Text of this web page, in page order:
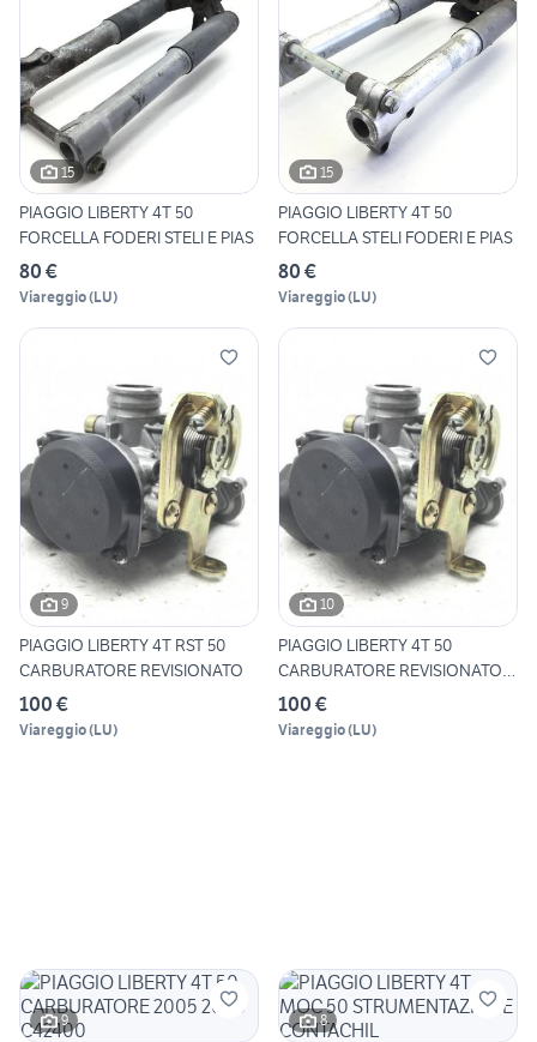
15
PIAGGIO LIBERTY 4T 50
FORCELLA FODERI STELI E PIAS
80 €
Viareggio(LU)
15
PIAGGIO LIBERTY 4T 50
FORCELLA STELI FODERI E PIAS
80 €
Viareggio(LU)
9
PIAGGIO LIBERTY 4T RST 50
CARBURATORE REVISIONATO
100 €
Viareggio(LU)
10
PIAGGIO LIBERTY 4T 50
CARBURATORE REVISIONATO
KEIH
100 €
Viareggio(LU)
9 8